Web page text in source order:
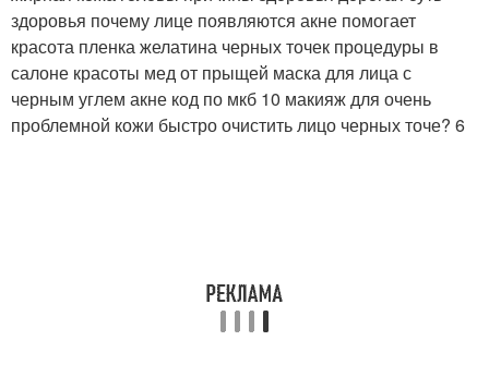
здоровья почему лице появляются акне помогает
красота пленка желатина черных точек процедуры в
салоне красоты мед от прыщей маска для лица с
черным углем акне код по мкб 10 макияж для очень
проблемной кожи быстро очистить лицо черных точе? 6